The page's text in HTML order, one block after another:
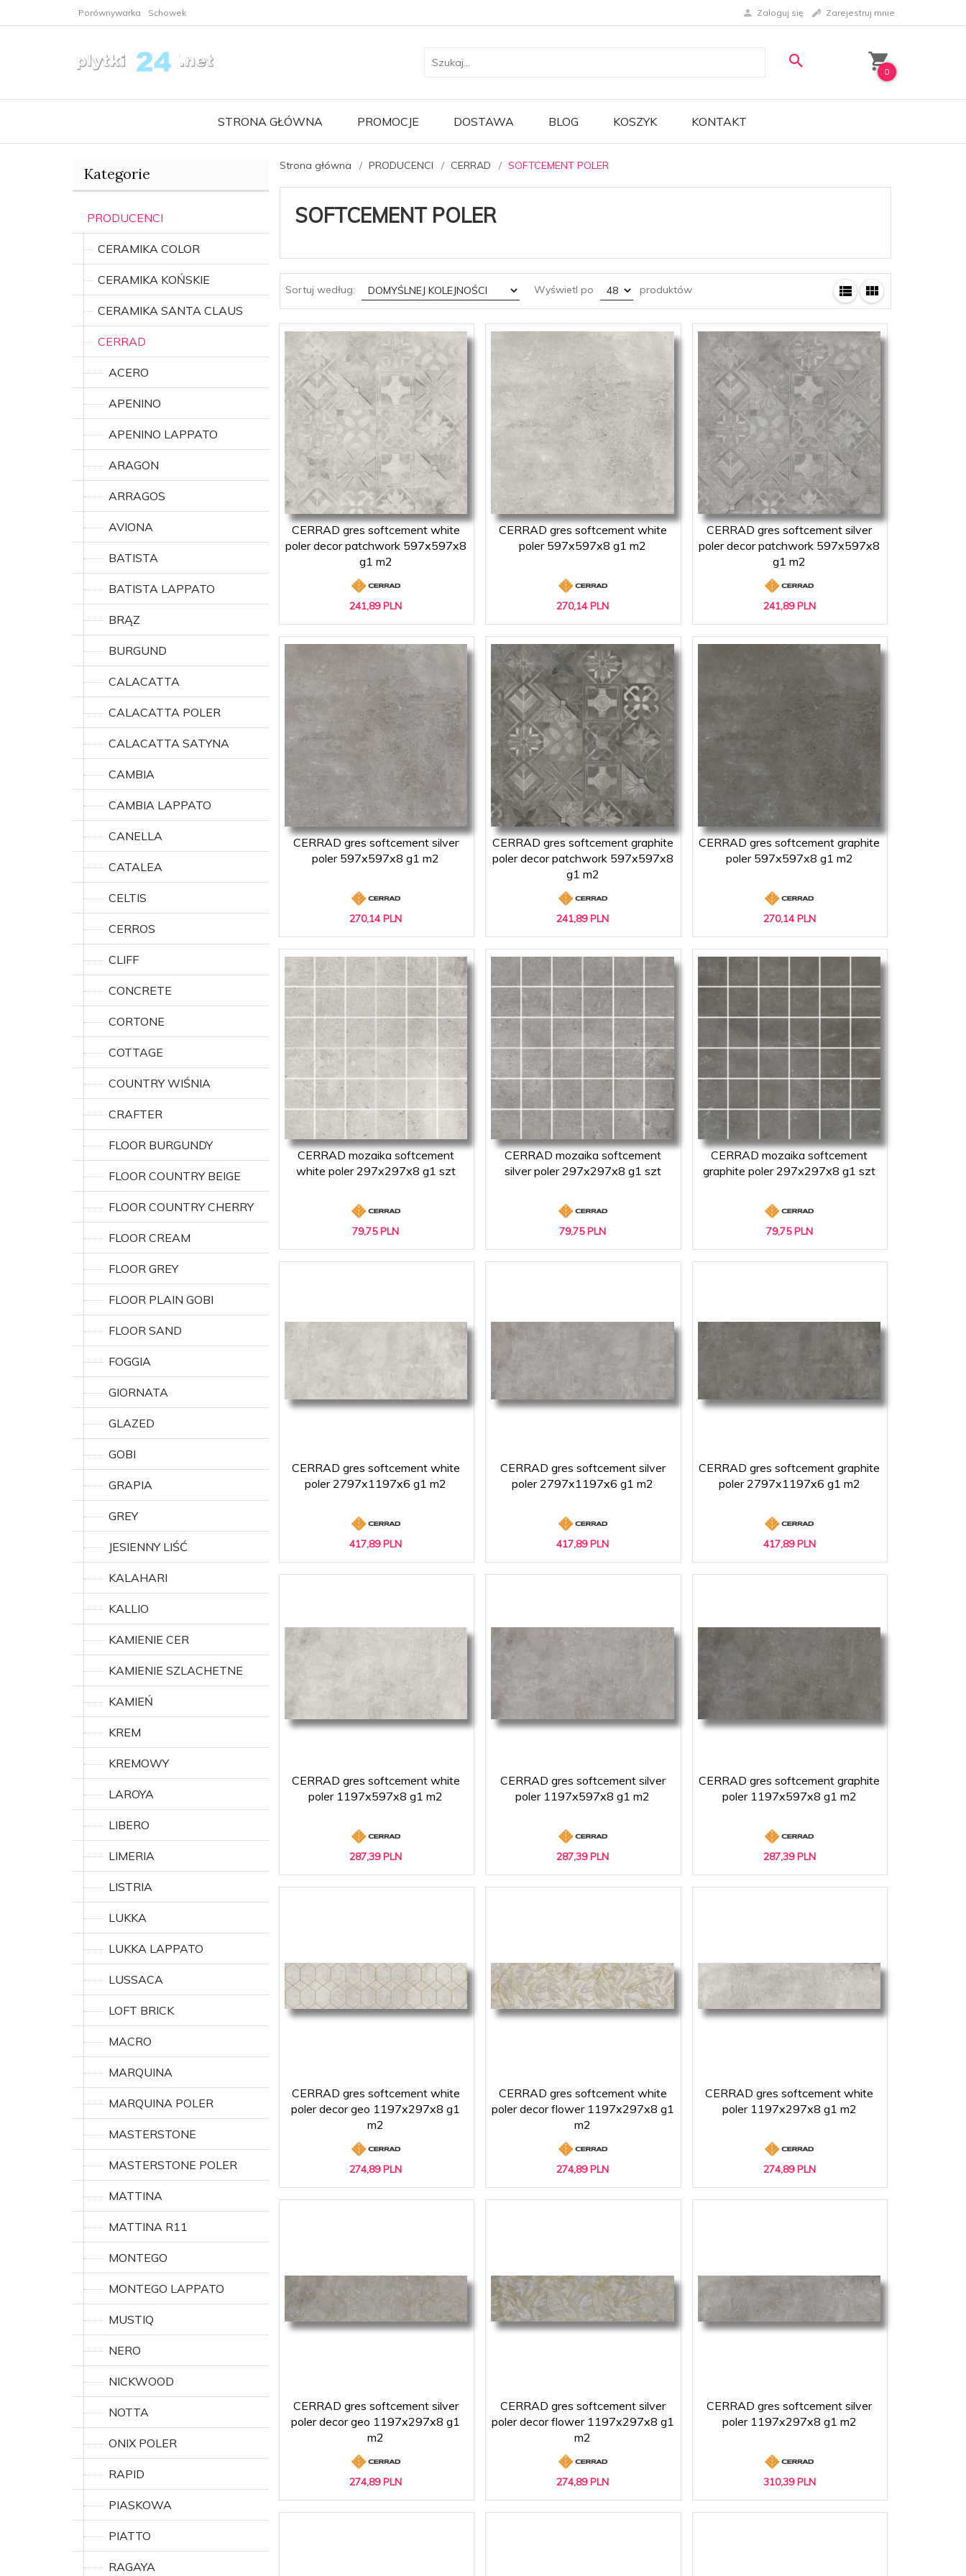
Porównywarka Schowek Zaloguj się Zarejestruj mnie
0
STRONA GŁÓWNA PROMOCJE DOSTAWA BLOG KOSZYK KONTAKT
Kategorie
PRODUCENCI
CERAMIKA COLOR
CERAMIKA KOŃSKIE
CERAMIKA SANTA CLAUS
CERRAD
ACERO
APENINO
APENINO LAPPATO
ARAGON
ARRAGOS
AVIONA
BATISTA
BATISTA LAPPATO
BRĄZ
BURGUND
CALACATTA
CALACATTA POLER
CALACATTA SATYNA
CAMBIA
CAMBIA LAPPATO
CANELLA
CATALEA
CELTIS
CERROS
CLIFF
CONCRETE
CORTONE
COTTAGE
COUNTRY WIŚNIA
CRAFTER
FLOOR BURGUNDY
FLOOR COUNTRY BEIGE
FLOOR COUNTRY CHERRY
FLOOR CREAM
FLOOR GREY
FLOOR PLAIN GOBI
FLOOR SAND
FOGGIA
GIORNATA
GLAZED
GOBI
GRAPIA
GREY
JESIENNY LIŚĆ
KALAHARI
KALLIO
KAMIENIE CER
KAMIENIE SZLACHETNE
KAMIEŃ
KREM
KREMOWY
LAROYA
LIBERO
LIMERIA
LISTRIA
LUKKA
LUKKA LAPPATO
LUSSACA
LOFT BRICK
MACRO
MARQUINA
MARQUINA POLER
MASTERSTONE
MASTERSTONE POLER
MATTINA
MATTINA R11
MONTEGO
MONTEGO LAPPATO
MUSTIQ
NERO
NICKWOOD
NOTTA
ONIX POLER
RAPID
PIASKOWA
PIATTO
RAGAYA
Strona główna PRODUCENCI CERRAD SOFTCEMENT POLER
SOFTCEMENT POLER
Sortuj według: sort Wyświetl po pop produktów
CERRAD gres softcement white
poler decor patchwork 597x597x8
g1 m2
241,89 PLN
CERRAD gres softcement white
poler 597x597x8 g1 m2
270,14 PLN
CERRAD gres softcement silver
poler decor patchwork 597x597x8
g1 m2
241,89 PLN
CERRAD gres softcement silver
poler 597x597x8 g1 m2
270,14 PLN
CERRAD gres softcement graphite
poler decor patchwork 597x597x8
g1 m2
241,89 PLN
CERRAD gres softcement graphite
poler 597x597x8 g1 m2
270,14 PLN
CERRAD mozaika softcement
white poler 297x297x8 g1 szt
79,75 PLN
CERRAD mozaika softcement
silver poler 297x297x8 g1 szt
79,75 PLN
CERRAD mozaika softcement
graphite poler 297x297x8 g1 szt
79,75 PLN
CERRAD gres softcement white
poler 2797x1197x6 g1 m2
417,89 PLN
CERRAD gres softcement silver
poler 2797x1197x6 g1 m2
417,89 PLN
CERRAD gres softcement graphite
poler 2797x1197x6 g1 m2
417,89 PLN
CERRAD gres softcement white
poler 1197x597x8 g1 m2
287,39 PLN
CERRAD gres softcement silver
poler 1197x597x8 g1 m2
287,39 PLN
CERRAD gres softcement graphite
poler 1197x597x8 g1 m2
287,39 PLN
CERRAD gres softcement white
poler decor geo 1197x297x8 g1
m2
274,89 PLN
CERRAD gres softcement white
poler decor flower 1197x297x8 g1
m2
274,89 PLN
CERRAD gres softcement white
poler 1197x297x8 g1 m2
274,89 PLN
CERRAD gres softcement silver
poler decor geo 1197x297x8 g1
m2
274,89 PLN
CERRAD gres softcement silver
poler decor flower 1197x297x8 g1
m2
274,89 PLN
CERRAD gres softcement silver
poler 1197x297x8 g1 m2
310,39 PLN